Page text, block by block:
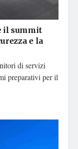
il summit
e la
di servizi
preparativi per il